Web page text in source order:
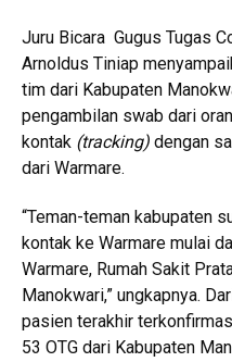
Juru Bicara Gugus Tugas
Arnoldus Tiniap
tim dari Kabupaten
pengambilan swab dari
kontak (tracking) dengan
dari Warmare.
“Teman-teman kabupaten
kontak ke Warmare mulai
Warmare, Rumah Sakit
Manokwari,” ungkapnya.
pasien terakhir
53 OTG dari Kabupaten